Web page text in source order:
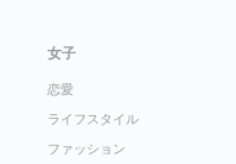
女子
恋愛
ライフスタイル
ファッション